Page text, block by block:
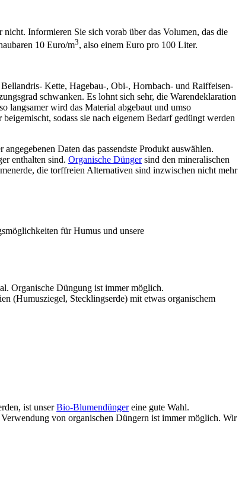
Informieren Sie sich vorab über das Volumen, das die
10 Euro/m3, also einem Euro pro 100 Liter.
Kette, Hagebau-, Obi-, Hornbach- und Raiffeisen-
schwanken. Es lohnt sich sehr, die Warendeklaration
langsamer wird das Material abgebaut und umso
sodass sie nach eigenem Bedarf gedüngt werden
Daten das passendste Produkt auswählen.
enthalten sind. Organische Düngersind den mineralischen
die torffreien Alternativen sind inzwischen nicht mehr
für Humus und unsere
Organische Düngung ist immer möglich.
(Humusziegel, Stecklingserde) mit etwas organischem
ist unserBio-Blumendüngereine gute Wahl.
von organischen Düngern ist immer möglich. Wir